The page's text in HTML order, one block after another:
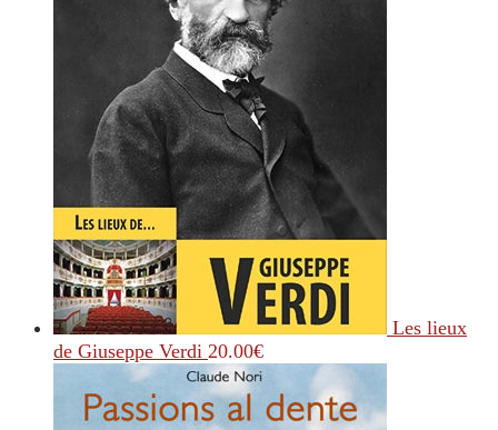
Les lieux
de Giuseppe Verdi 20.00€